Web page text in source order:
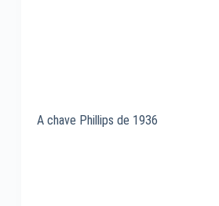
A chave Phillips de 1936